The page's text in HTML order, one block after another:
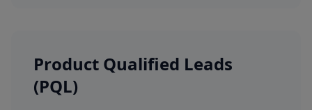
Product Qualified Leads
(PQL)